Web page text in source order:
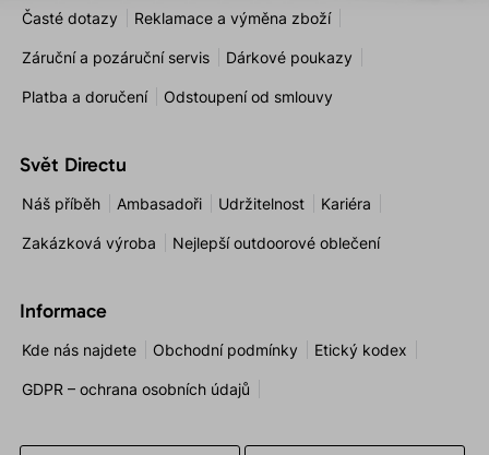
Časté dotazy Reklamace a výměna zboží
Záruční a pozáruční servis Dárkové poukazy
Platba a doručení Odstoupení od smlouvy
Svět Directu
Náš příběh Ambasadoři Udržitelnost Kariéra
Zakázková výroba Nejlepší outdoorové oblečení
Informace
Kde nás najdete Obchodní podmínky Etický kodex
GDPR – ochrana osobních údajů